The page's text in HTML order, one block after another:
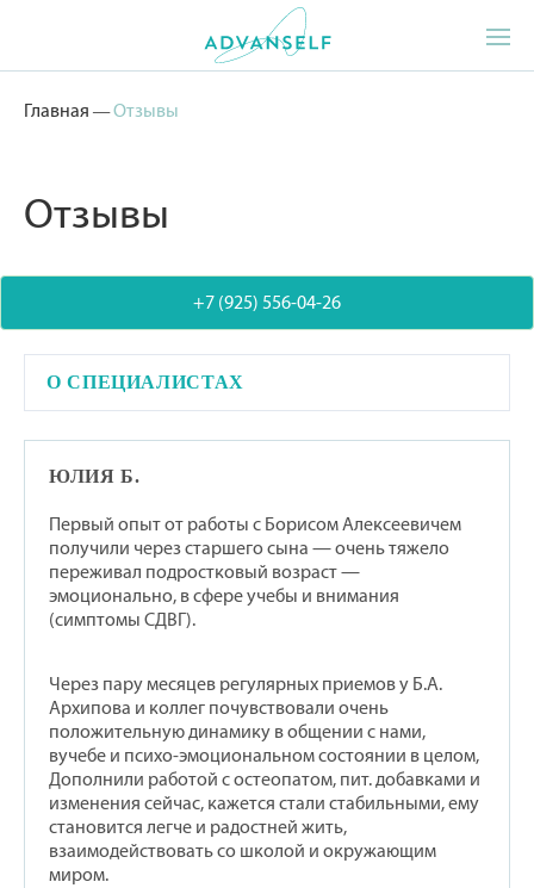
Главная —Отзывы
Отзывы
+7 (925) 556-04-26
О СПЕЦИАЛИСТАХ
ЮЛИЯ Б.
Первый опыт от работы с Борисом Алексеевичем
получили через старшего сына — очень тяжело
переживал подростковый возраст —
эмоционально, в сфере учебы и внимания
(симптомы СДВГ).
Через пару месяцев регулярных приемов у Б.А.
Архипова и коллег почувствовали очень
положительную динамику в общении с нами,
вучебе и психо-эмоциональном состоянии в целом,
Дополнили работой с остеопатом, пит. добавками и
изменения сейчас, кажется стали стабильными, ему
становится легче и радостней жить,
взаимодействовать со школой и окружающим
миром.